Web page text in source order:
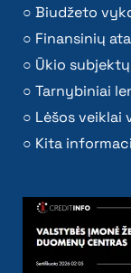
Biudžeto
Finansinių
Ūkio
Tarnybiniai
Lėšos veiklai
Kita